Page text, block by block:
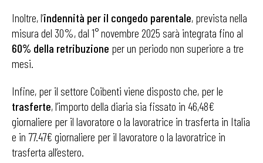
Inoltre, l’indennità per il congedo parentale, prevista nella
misura del 30%, dal 1° novembre 2025 sarà integrata fino al
60% della retribuzione per un periodo non superiore a tre
mesi.
Infine, per il settore Coibenti viene disposto che, per le
trasferte, l’importo della diaria sia fissato in 46,48€
giornaliere per il lavoratore o la lavoratrice in trasferta in Italia
e in 77.47€ giornaliere per il lavoratore o la lavoratrice in
trasferta all’estero.